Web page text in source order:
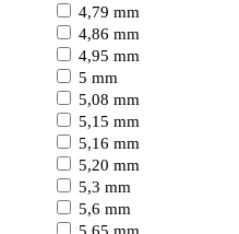
4,79 mm
4,86 mm
4,95 mm
5 mm
5,08 mm
5,15 mm
5,16 mm
5,20 mm
5,3 mm
5,6 mm